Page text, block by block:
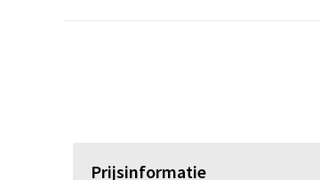
Prijsinformatie